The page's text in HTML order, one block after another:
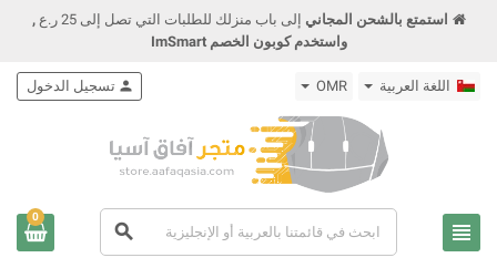
استمتع بالشحن المجاني إلى باب منزلك للطلبات التي تصل إلى 25 ر.ع
,
واستخدم كوبون الخصم ImSmart
اللغة العربية OMR
view_headline
search
person تسجيل الدخول
0